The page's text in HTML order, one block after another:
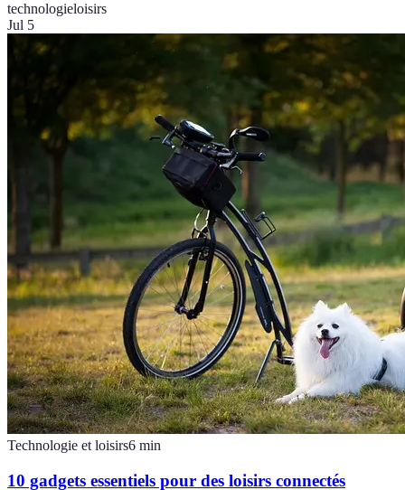
technologieloisirs
Jul 5
Technologie et loisirs6 min
10 gadgets essentiels pour des loisirs connectés